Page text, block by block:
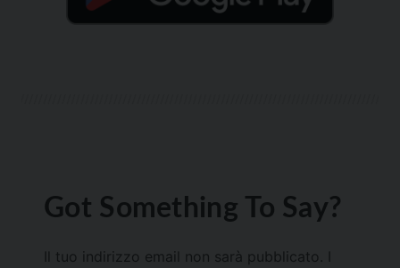
Got Something To Say?
Il tuo indirizzo email non sarà pubblicato.